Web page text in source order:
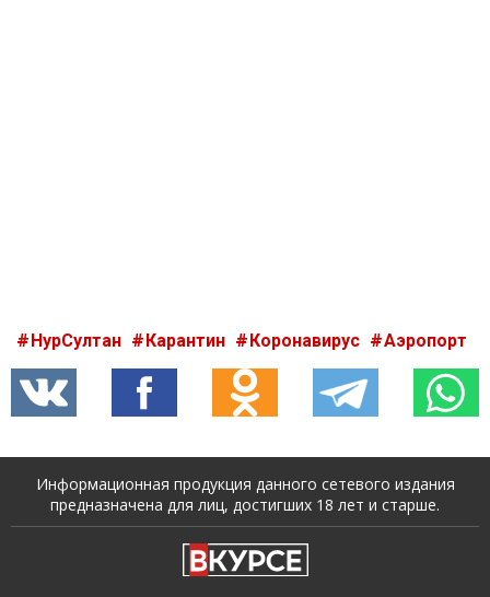
НурСултан Карантин Коронавирус Аэропорт
Информационная продукция данного сетевого издания
предназначена для лиц, достигших 18 лет и старше.